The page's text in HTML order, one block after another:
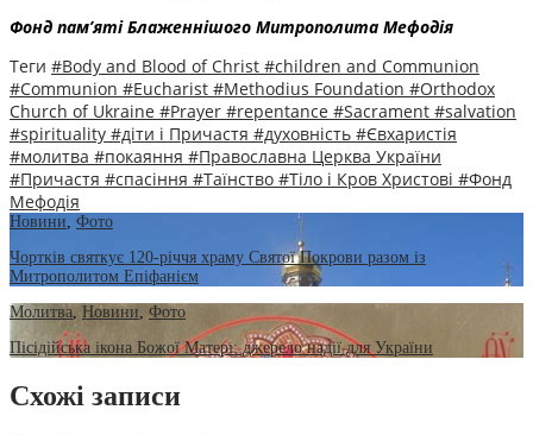
Фонд пам’яті Блаженнішого Митрополита Мефодія
Теги #Body and Blood of Christ #children and Communion
#Communion #Eucharist #Methodius Foundation #Orthodox
Church of Ukraine #Prayer #repentance #Sacrament #salvation
#spirituality #діти і Причастя #духовність #Євхаристія
#молитва #покаяння #Православна Церква України
#Причастя #спасіння #Таїнство #Тіло і Кров Христові #Фонд
Мефодія
Новини Фото
Чортків святкує 120-річчя храму Святої Покрови разом із
Митрополитом Епіфанієм
Молитва Новини Фото
Пісідійська ікона Божої Матері: джерело надії для України
Схожі записи